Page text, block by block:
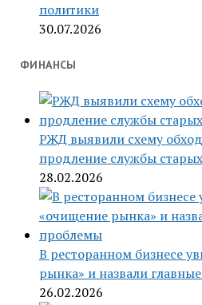
политики
30.07.2026
ФИНАНСЫ
РЖД выявили схему
продление службы
28.02.2026
В ресторанном бизнесе
рынка» и назвали
26.02.2026